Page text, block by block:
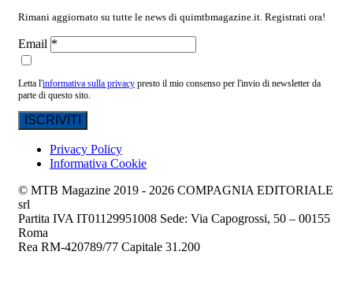
Rimani aggiornato su tutte le news di quimtbmagazine.it. Registrati ora!
Email
Letta l'informativa sulla privacy presto il mio consenso per l'invio di newsletter da
parte di questo sito.
Privacy Policy
Informativa Cookie
© MTB Magazine 2019 - 2026 COMPAGNIA EDITORIALE
srl
Partita IVA IT01129951008 Sede: Via Capogrossi, 50 – 00155
Roma
Rea RM-420789/77 Capitale 31.200